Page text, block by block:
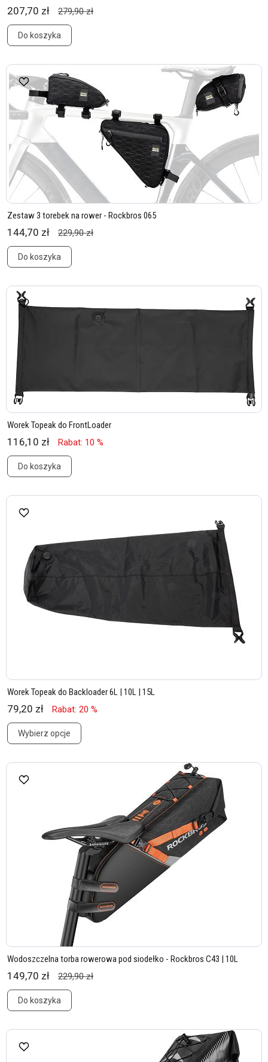
207,70 zł 279,90 zł
Do koszyka
Zestaw 3 torebek na rower - Rockbros 065
144,70 zł 229,90 zł
Do koszyka
Worek Topeak do FrontLoader
116,10 zł Rabat: 10 %
Do koszyka
Worek Topeak do Backloader 6L | 10L | 15L
79,20 zł Rabat: 20 %
Wybierz opcje
Wodoszczelna torba rowerowa pod siodełko - Rockbros C43 | 10L
149,70 zł 229,90 zł
Do koszyka